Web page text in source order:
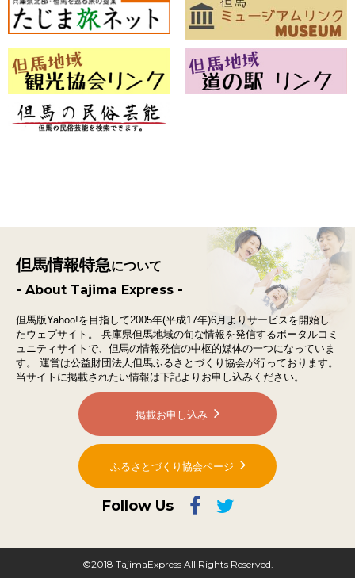
但馬情報特急について
- About Tajima Express -
但馬版Yahoo!を目指して2005年(平成17年)6月よりサービスを開始し
たウェブサイト。
兵庫県但馬地域の旬な情報を発信するポータルコミ
ュニティサイトで、 但馬の情報発信の中枢的媒体の一つになっていま
す。
運営は公益財団法人但馬ふるさとづくり協会が行っております。
当サイトに掲載されたい情報は下記よりお申し込みください。
掲載お申し込み
ふるさとづくり協会ページ
Follow Us
©2018 TajimaExpress All Rights Reserved.